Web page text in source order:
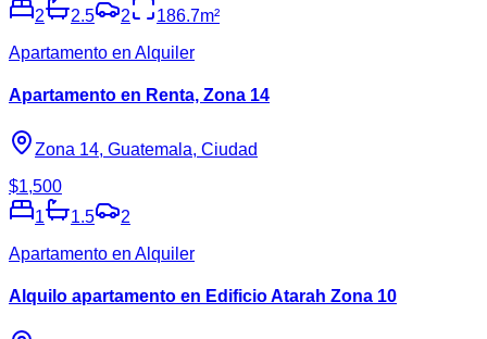
2 2.5 2 186.7m²
Apartamento en Alquiler
Apartamento en Renta, Zona 14
Zona 14, Guatemala, Ciudad
$1,500
1
1.5
2
Apartamento en Alquiler
Alquilo apartamento en Edificio Atarah Zona 10